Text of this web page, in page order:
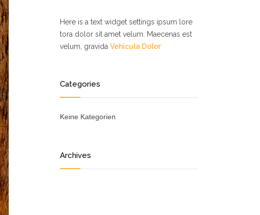
Here is a text widget settings ipsum lore
tora dolor sit amet velum. Maecenas est
velum, gravida Vehicula Dolor
Categories
Keine Kategorien
Archives